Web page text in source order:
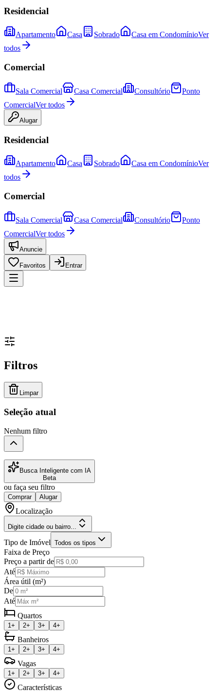
Residencial
Apartamento Casa Sobrado Casa em CondomínioVer
todos
Comercial
Sala Comercial Casa Comercial Consultório
Ponto
ComercialVer todos
Alugar
Residencial
Apartamento Casa Sobrado Casa em CondomínioVer
todos
Comercial
Sala Comercial Casa Comercial Consultório
Ponto
ComercialVer todos
Anuncie
Favoritos Entrar
Filtros
Limpar
Seleção atual
Nenhum filtro
Busca Inteligente com IA
Beta
ou faça seu filtro
Comprar Alugar
Localização
Digite cidade ou bairro...
Tipo de Imóvel Todos os tipos
Faixa de Preço
Preço a partir de
Até
Área útil (m²)
De
Até
Quartos
1+ 2+ 3+ 4+
Banheiros
1+ 2+ 3+ 4+
Vagas
1+ 2+ 3+ 4+
Características